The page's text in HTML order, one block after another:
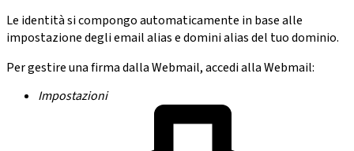
Le identità si compongo automaticamente in base alle
impostazione degli email alias e domini alias del tuo dominio.
Per gestire una firma dalla Webmail, accedi alla Webmail:
Impostazioni